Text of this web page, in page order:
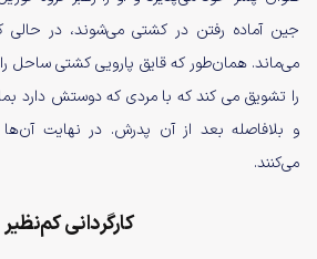
جین آماده رفتن در کشتی می‌شوند، در حالی
می‌ماند. همان‌طور که قایق پارویی کشتی ساحل
را تشویق می کند که با مردی که دوستش دارد
و بلافاصله بعد از آن پدرش. در نهایت آن‌ها
می‌کنند.
کارگردانی کم‌نظیر